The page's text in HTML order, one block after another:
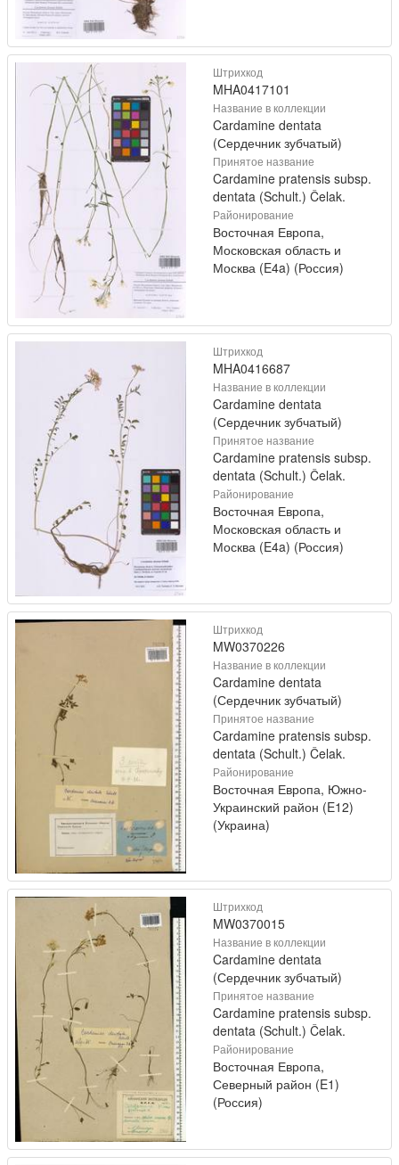
Штрихкод
MHA0417101
Название в коллекции
Cardamine dentata
(Сердечник зубчатый)
Принятое название
Cardamine pratensis subsp.
dentata (Schult.) Čelak.
Районирование
Восточная Европа,
Московская область и
Москва (E4a) (Россия)
Штрихкод
MHA0416687
Название в коллекции
Cardamine dentata
(Сердечник зубчатый)
Принятое название
Cardamine pratensis subsp.
dentata (Schult.) Čelak.
Районирование
Восточная Европа,
Московская область и
Москва (E4a) (Россия)
Штрихкод
MW0370226
Название в коллекции
Cardamine dentata
(Сердечник зубчатый)
Принятое название
Cardamine pratensis subsp.
dentata (Schult.) Čelak.
Районирование
Восточная Европа, Южно-
Украинский район (E12)
(Украина)
Штрихкод
MW0370015
Название в коллекции
Cardamine dentata
(Сердечник зубчатый)
Принятое название
Cardamine pratensis subsp.
dentata (Schult.) Čelak.
Районирование
Восточная Европа,
Северный район (E1)
(Россия)